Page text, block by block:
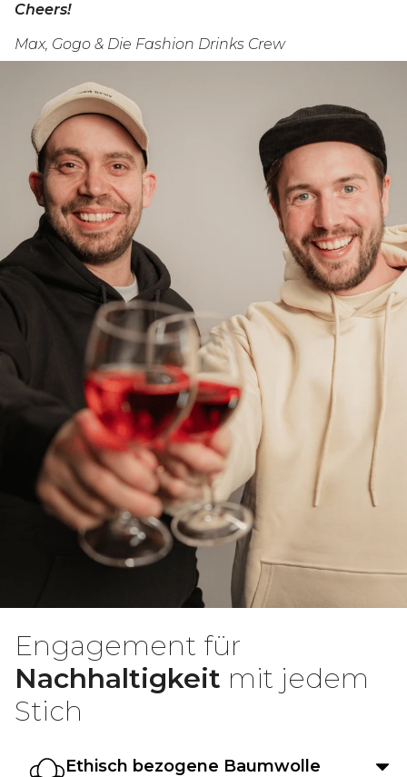
Cheers!
Max, Gogo & Die Fashion Drinks Crew
Engagement für
Nachhaltigkeit mit jedem
Stich
Ethisch bezogene Baumwolle